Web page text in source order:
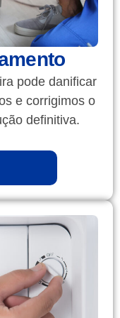
pode danificar
e corrigimos o
definitiva.